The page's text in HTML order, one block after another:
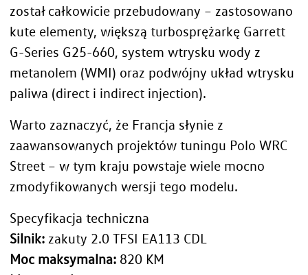
został całkowicie przebudowany – zastosowano
kute elementy, większą turbosprężarkę Garrett
G-Series G25-660, system wtrysku wody z
metanolem (WMI) oraz podwójny układ wtrysku
paliwa (direct i indirect injection).
Warto zaznaczyć, że Francja słynie z
zaawansowanych projektów tuningu Polo WRC
Street – w tym kraju powstaje wiele mocno
zmodyfikowanych wersji tego modelu.
Specyfikacja techniczna
Silnik: zakuty 2.0 TFSI EA113 CDL
Moc maksymalna: 820 KM